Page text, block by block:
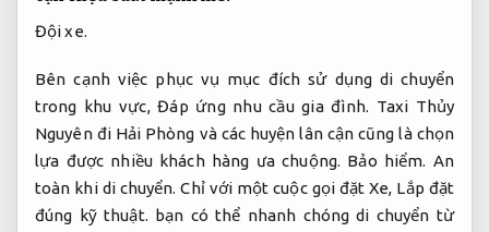
Đội xe.
Bên cạnh việc phục vụ mục đích sử dụng di chuyển
trong khu vực,Đáp ứng nhu cầu gia đình. Taxi Thủy
Nguyên đi Hải Phòng và các huyện lân cận cũng là chọn
lựa được nhiều khách hàng ưa chuộng. Bảo hiểm. An
toàn khi di chuyển. Chỉ với một cuộc gọi đặt Xe, Lắp đặt
đúng kỹ thuật. bạn có thể nhanh chóng di chuyển từ